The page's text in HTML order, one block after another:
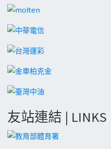
友站連結 | LINKS